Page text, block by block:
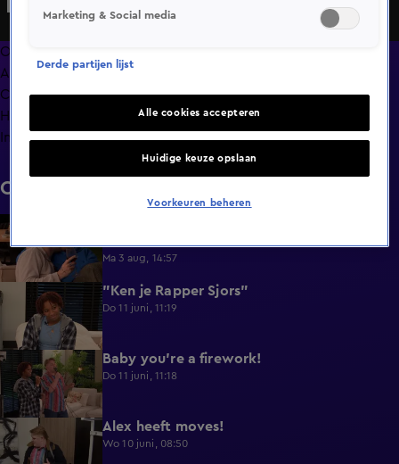
verrassend goed bevalt. Emily is niet zo’n fan van de
mannen van tegenwoordig, maar ondanks haar werk
hoopt ze toch een spontaan iemand te ontmoeten. Wordt
Tom die persoon?
Overzicht
Afleveringen
Clips
Hoe is het nu met?
Info
Clips
6:32
Ma 3 aug, 14:57
0:49 "Ken je Rapper Sjors"
Do 11 juni, 11:19
0:39 Baby you're a firework!
Do 11 juni, 11:18
0:43 Alex heeft moves!
Wo 10 juni, 08:50
Marketing & Social media
Derde partijen lijst
Alle cookies accepteren
Huidige keuze opslaan
Voorkeuren beheren